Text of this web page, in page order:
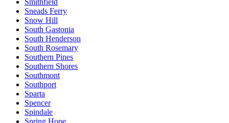
Sneads Ferry
Snow Hill
South Gastonia
South Henderson
South Rosemary
Southern Pines
Southern Shores
Southmont
Southport
Sparta
Spencer
Spindale
Spring Hope